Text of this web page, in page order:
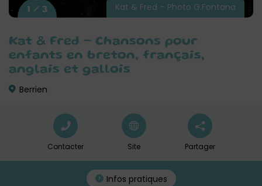
Kat & Fred – Chansons pour
enfants en breton, français,
anglais et gallois
Berrien
Kat & Fred – Photo G.Fontana
1 / 3
Contacter Site Partager
Infos pratiques